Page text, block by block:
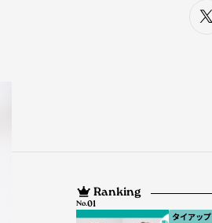
Ranking
タイアップ
No.